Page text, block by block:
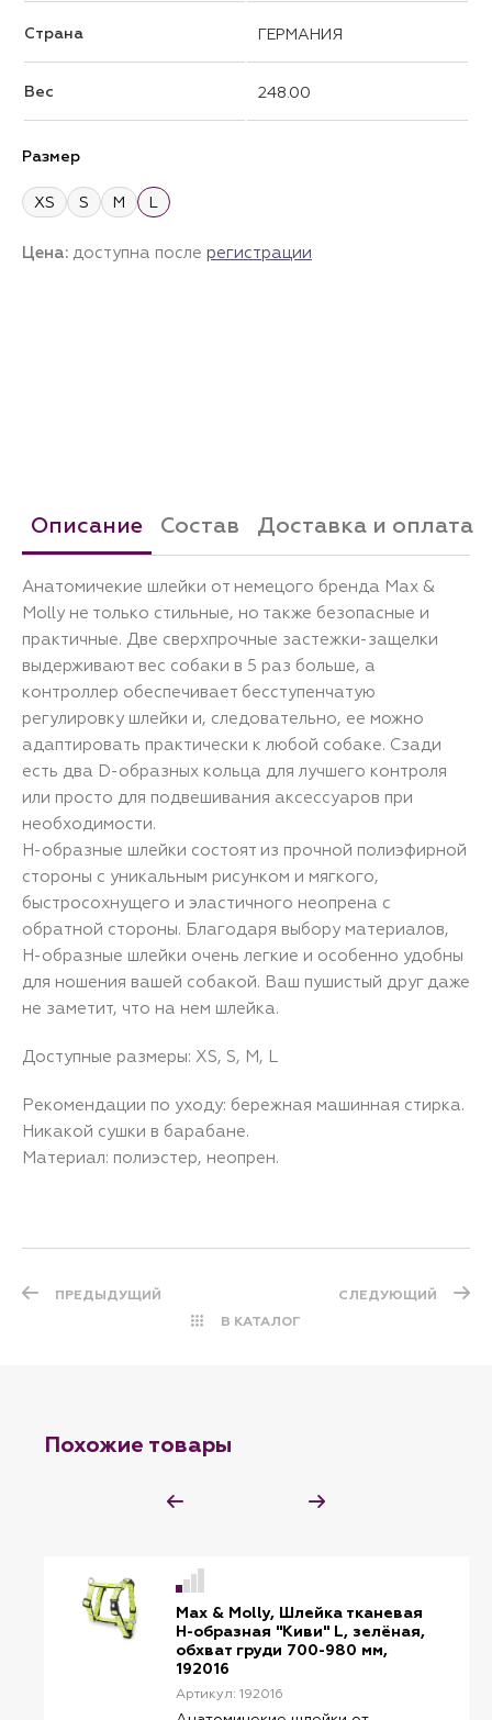
Страна ГЕРМАНИЯ
Вес 248.00
Размер
XS S M L
Цена: доступна после регистрации
Описание Состав Доставка и оплата
Анатомичекие шлейки от немецого бренда Max &
Molly не только стильные, но также безопасные и
практичные. Две сверхпрочные застежки-защелки
выдерживают вес собаки в 5 раз больше, а
контроллер обеспечивает бесступенчатую
регулировку шлейки и, следовательно, ее можно
адаптировать практически к любой собаке. Сзади
есть два D-образных кольца для лучшего контроля
или просто для подвешивания аксессуаров при
необходимости.
H-образные шлейки состоят из прочной полиэфирной
стороны с уникальным рисунком и мягкого,
быстросохнущего и эластичного неопрена с
обратной стороны. Благодаря выбору материалов,
H-образные шлейки очень легкие и особенно удобны
для ношения вашей собакой. Ваш пушистый друг даже
не заметит, что на нем шлейка.
Доступные размеры: XS, S, M, L
Рекомендации по уходу: бережная машинная стирка.
Никакой сушки в барабане.
Материал: полиэстер, неопрен.
ПРЕДЫДУЩИЙ
В КАТАЛОГ
СЛЕДУЮЩИЙ
Похожие товары
Max & Molly, Шлейка тканевая
H-образная "Киви" L, зелёная,
обхват груди 700-980 мм,
192016
Артикул: 192016